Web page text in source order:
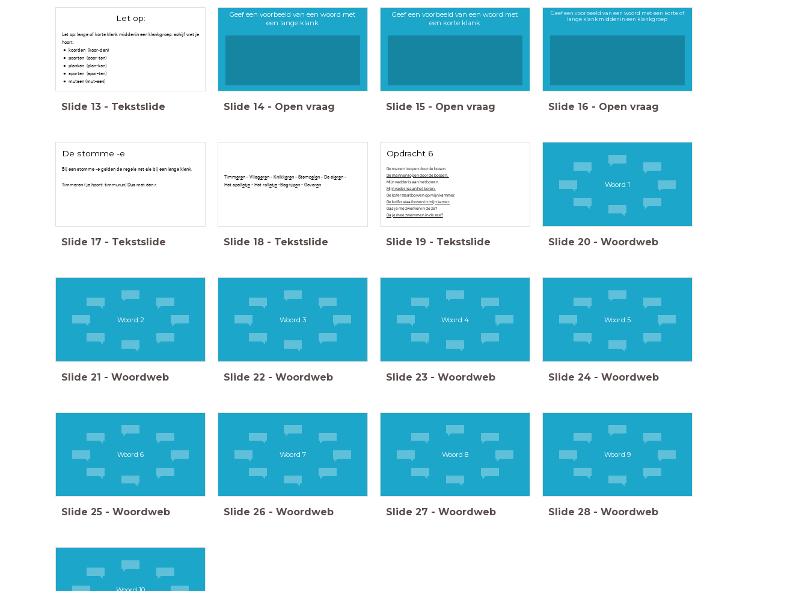
Let op:
Let op: lange of korte klank middenin een klankgroep: schijf wat je
hoort.
koorden (koor-den)
poorten (poor-ten)
planken (plan-ken)
sporten (spor-ten)
mutsen (mut-sen)
Slide 13 - Tekstslide
Geef een voorbeeld van een woord met
een lange klank
Slide 14 - Open vraag
Geef een voorbeeld van een woord met
een korte klank
Slide 15 - Open vraag
Geef een voorbeeld van een woord met een korte of
lange klank middenin een klankgroep
Slide 16 - Open vraag
De stomme -e
Bij een stomme -e gelden de regels net als bij een lange klank.
Timmeren ( je hoort: timmurun) Dus met één r.
Slide 17 - Tekstslide
Timmeren - Vliegeren - Knikkeren - Stempelen - De eieren -
Het spelletje- Het rolletje-Begrijpen - Gevaren
Slide 18 - Tekstslide
Opdracht 6
De manen loopen door de bosen.
De mannen lopen door de bossen.
Mijn vadder is aan het borren.
Mijn vader is aan het boren.
De kofer staat bovven op mijn kammer.
De koffer staat boven in mijn kamer.
Gaa je me zwemen in de ze?
Ga je mee zwemmen in de zee?
Slide 19 - Tekstslide
Woord 1
Slide 20 - Woordweb
Woord 2
Slide 21 - Woordweb
Woord 3
Slide 22 - Woordweb
Woord 4
Slide 23 - Woordweb
Woord 5
Slide 24 - Woordweb
Woord 6
Slide 25 - Woordweb
Woord 7
Slide 26 - Woordweb
Woord 8
Slide 27 - Woordweb
Woord 9
Slide 28 - Woordweb